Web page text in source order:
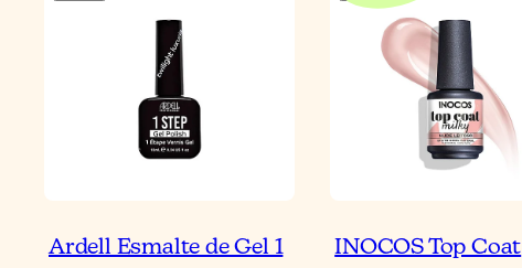
Ardell Esmalte de Gel 1
INOCOS Top Coat